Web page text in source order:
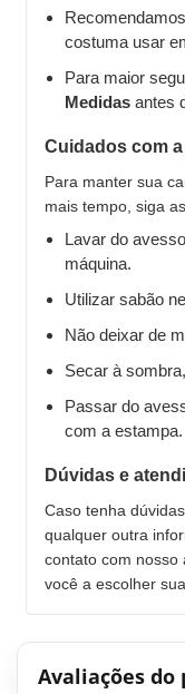
costuma usar
Para maior
Medidas antes
Cuidados com
Para manter sua
mais tempo, siga
Lavar do
máquina.
Utilizar sabão
Não deixar de
Secar à
Passar do
com a estampa.
Dúvidas e
Caso tenha
qualquer outra
contato com nosso
você a escolher
Avaliações do